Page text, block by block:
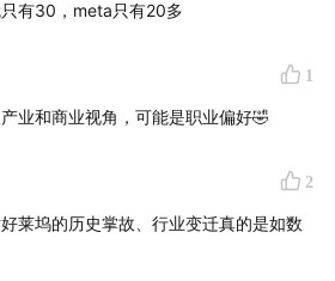
有30，meta只有20多
1
业和商业视角，可能是职业偏好🤣
2
莱坞的历史掌故、行业变迁真的是如数